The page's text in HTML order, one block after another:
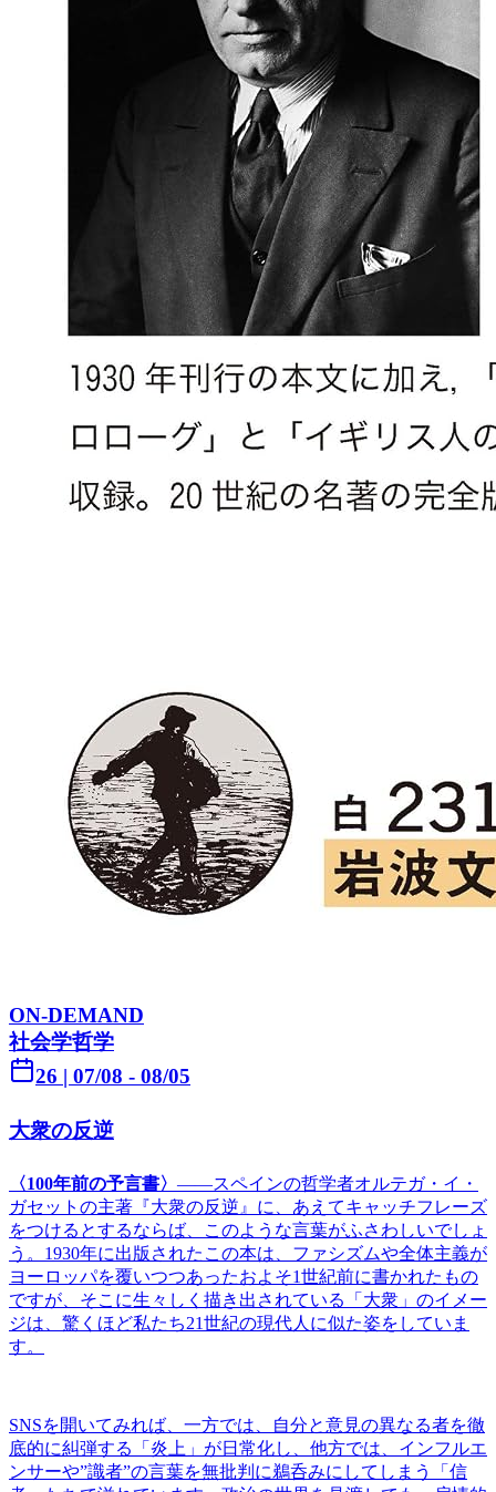
ON-DEMAND
社会学哲学
26 | 07/08 - 08/05
大衆の反逆
〈100年前の予言書〉 ――スペインの哲学者オルテガ・イ・
ガセットの主著『大衆の反逆』に、あえてキャッチフレーズ
をつけるとするならば、このような言葉がふさわしいでしょ
う。1930年に出版されたこの本は、ファシズムや全体主義が
ヨーロッパを覆いつつあったおよそ1世紀前に書かれたもの
ですが、そこに生々しく描き出されている「大衆」のイメー
ジは、驚くほど私たち21世紀の現代人に似た姿をしていま
す。
SNSを開いてみれば、一方では、自分と意見の異なる者を徹
底的に糾弾する「炎上」が日常化し、他方では、インフルエ
ンサーや”識者”の言葉を無批判に鵜呑みにしてしまう「信